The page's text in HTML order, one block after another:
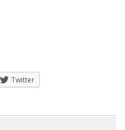
Twitter